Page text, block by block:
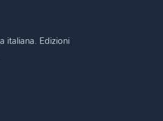
italiana. Edizioni